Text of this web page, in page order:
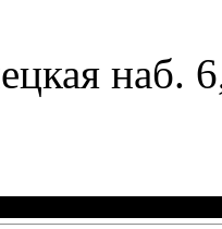
наб.